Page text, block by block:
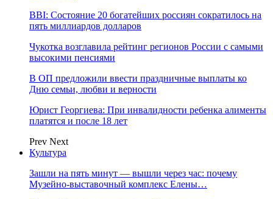
BBI: Состояние 20 богатейших россиян сократилось на
пять миллиардов долларов
Чукотка возглавила рейтинг регионов России с самыми
высокими пенсиями
В ОП предложили ввести праздничные выплаты ко
Дню семьи, любви и верности
Юрист Георгиева: При инвалидности ребенка алименты
платятся и после 18 лет
Prev Next
Культура
Зашли на пять минут — вышли через час: почему
Музейно-выставочный комплекс Елены…